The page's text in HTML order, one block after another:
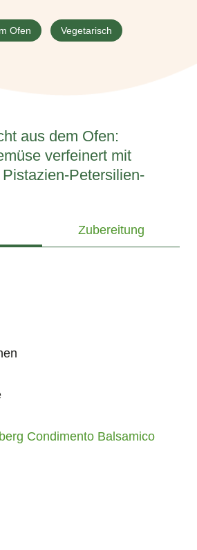
Ofen Vegetarisch
aus dem Ofen:
verfeinert mit
Petersilien-
Zubereitung
Condimento Balsamico